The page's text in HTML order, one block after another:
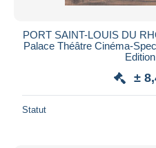
PORT SAINT-LOUIS DU
Palace Théâtre Cinéma-
±
Statut